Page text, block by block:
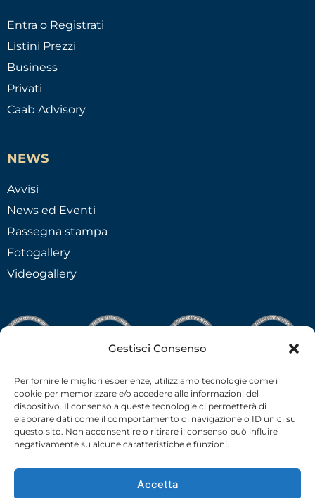
Gestisci Consenso
Per fornire le migliori esperienze, utilizziamo tecnologie come i
cookie per memorizzare e/o accedere alle informazioni del
dispositivo. Il consenso a queste tecnologie ci permetterà di
elaborare dati come il comportamento di navigazione o ID unici su
questo sito. Non acconsentire o ritirare il consenso può influire
negativamente su alcune caratteristiche e funzioni.
Accetta
Entra o Registrati
Listini Prezzi
Business
Privati
Caab Advisory
NEWS
Avvisi
News ed Eventi
Rassegna stampa
Fotogallery
Videogallery